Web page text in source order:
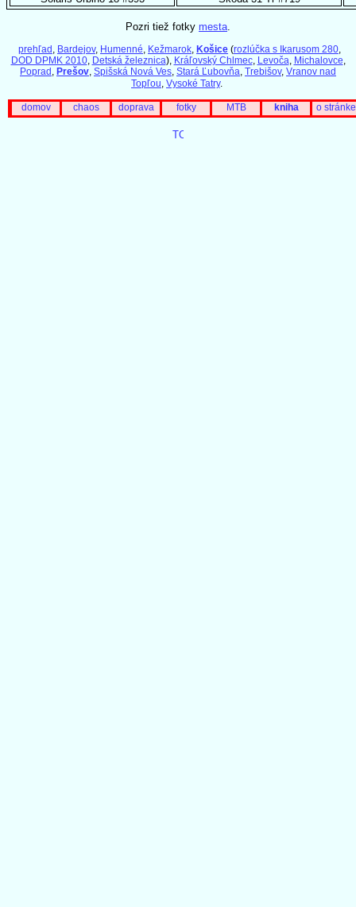
Pozri tiež fotky mesta
prehľad , Bardejov, Humenné, Kežmarok, Košice (rozlúčka s Ikarusom 280,
DOD DPMK 2010, Detská železnica), Kráľovský Chlmec, Levoča, Michalovce,
Poprad , Prešov, Spišská Nová Ves, Stará Ľubovňa, Trebišov, Vranov nad
Topľou, Vysoké Tatry.
domov chaos doprava fotky MTB kniha o stránke